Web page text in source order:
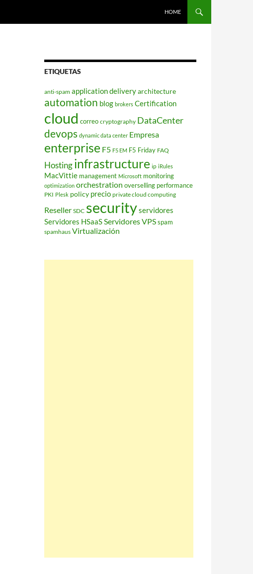
HOME
ETIQUETAS
anti-spam application deliveryarchitecture
automation blog brokers Certification
cloud correo cryptography DataCenter
devops dynamic data center Empresa
enterprise F5 F5 EM F5 Friday FAQ
Hostinginfrastructure ip iRules
MacVittie management Microsoft monitoring
optimization orchestration overselling performance
PKI Plesk policy precio private cloud computing
Reseller SDC securityservidores
Servidores HSaaSServidores VPSspam
spamhaus Virtualización